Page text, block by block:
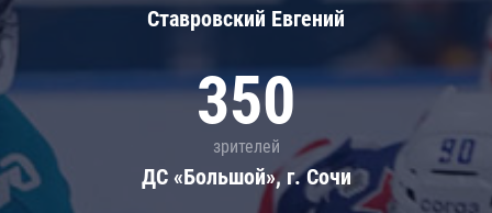
Ставровский Евгений
350
зрителей
ДС «Большой», г. Сочи